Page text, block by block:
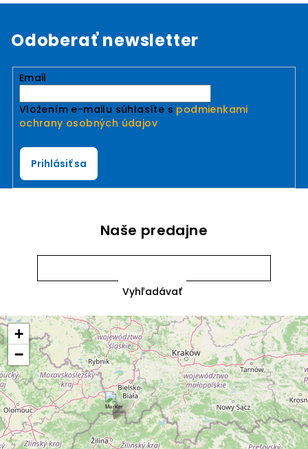
Odoberať newsletter
Email
Vložením e-mailu súhlasíte s podmienkami
ochrany osobných údajov
Prihlásiť sa
Naše predajne
+
−